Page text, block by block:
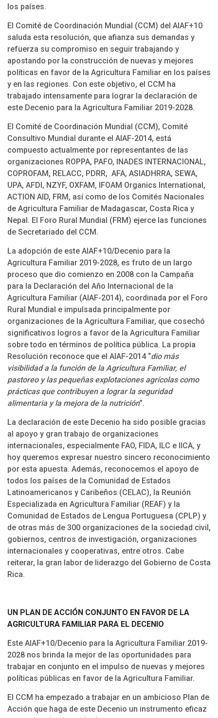
los países.
El Comité de Coordinación Mundial (CCM) del AIAF+10
saluda esta resolución, que afianza sus demandas y
refuerza su compromiso en seguir trabajando y
apostando por la construcción de nuevas y mejores
políticas en favor de la Agricultura Familiar en los países
y en las regiones. Con este objetivo, el CCM ha
trabajado intensamente para lograr la declaración de
este Decenio para la Agricultura Familiar 2019-2028.
El Comité de Coordinación Mundial (CCM), Comité
Consultivo Mundial durante el AIAF-2014, está
compuesto actualmente por representantes de las
organizaciones ROPPA, PAFO, INADES INTERNACIONAL,
COPROFAM, RELACC, PDRR, AFA, ASIADHRRA, SEWA,
UPA, AFDI, NZYF, OXFAM, IFOAM Organics International,
ACTION AID, FRM, así como de los Comités Nacionales
de Agricultura Familiar de Madagascar, Costa Rica y
Nepal. El Foro Rural Mundial (FRM) ejerce las funciones
de Secretariado del CCM.
La adopción de este AIAF+10/Decenio para la
Agricultura Familiar 2019-2028, es fruto de un largo
proceso que dio comienzo en 2008 con la Campaña
para la Declaración del Año Internacional de la
Agricultura Familiar (AIAF-2014), coordinada por el Foro
Rural Mundial e impulsada principalmente por
organizaciones de la Agricultura Familiar, que cosechó
significativos logros a favor de la Agricultura Familiar
sobre todo en términos de política pública. La propia
Resolución reconoce que el AIAF-2014 “dio más
visibilidad a la función de la Agricultura Familiar, el
pastoreo y las pequeñas explotaciones agrícolas como
prácticas que contribuyen a lograr la seguridad
alimentaria y la mejora de la nutrición”.
La declaración de este Decenio ha sido posible gracias
al apoyo y gran trabajo de organizaciones
internacionales, especialmente FAO, FIDA, ILC e IICA, y
hoy queremos expresar nuestro sincero reconocimiento
por esta apuesta. Además, reconocemos el apoyo de
todos los países de la Comunidad de Estados
Latinoamericanos y Caribeños (CELAC), la Reunión
Especializada en Agricultura Familiar (REAF) y la
Comunidad de Estados de Lengua Portuguesa (CPLP) y
de otras más de 300 organizaciones de la sociedad civil,
gobiernos, centros de investigación, organizaciones
internacionales y cooperativas, entre otros. Cabe
reiterar, la gran labor de liderazgo del Gobierno de Costa
Rica.
UN PLAN DE ACCIÓN CONJUNTO EN FAVOR DE LA
AGRICULTURA FAMILIAR PARA EL DECENIO
Este AIAF+10/Decenio para la Agricultura Familiar 2019-
2028 nos brinda la mejor de las oportunidades para
trabajar en conjunto en el impulso de nuevas y mejores
políticas públicas en favor de la Agricultura Familiar.
El CCM ha empezado a trabajar en un ambicioso Plan de
Acción que haga de este Decenio un instrumento eficaz